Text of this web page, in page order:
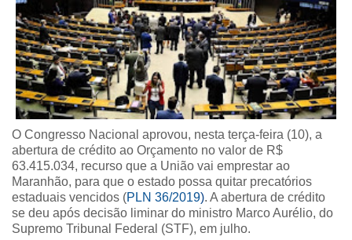
O Congresso Nacional aprovou, nesta terça-feira (10), a
abertura de crédito ao Orçamento no valor de R$
63.415.034, recurso que a União vai emprestar ao
Maranhão, para que o estado possa quitar precatórios
estaduais vencidos (PLN 36/2019). A abertura de crédito
se deu após decisão liminar do ministro Marco Aurélio, do
Supremo Tribunal Federal (STF), em julho.